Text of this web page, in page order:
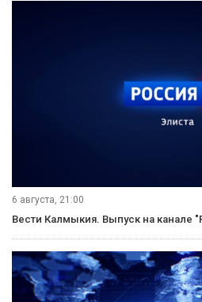
6 августа, 21:00
Вести Калмыкия. Выпуск на канале